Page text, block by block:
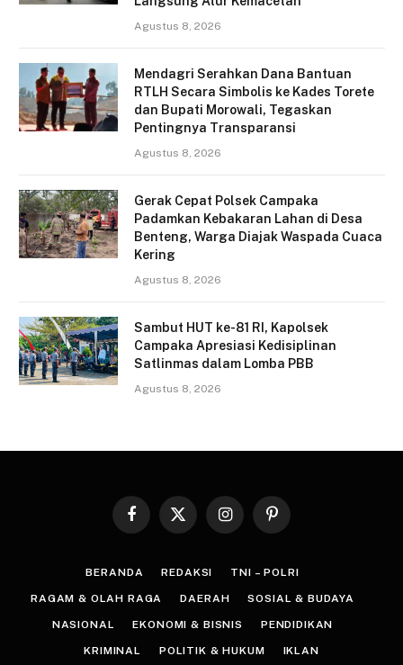
Agustus 8, 2026
Mendagri Serahkan Dana Bantuan
RTLH Secara Simbolis ke Kades Torete
dan Bupati Morowali, Tegaskan
Pentingnya Transparansi
Agustus 8, 2026
Gerak Cepat Polsek Campaka
Padamkan Kebakaran Lahan di Desa
Benteng, Warga Diajak Waspada Cuaca
Kering
Agustus 8, 2026
Sambut HUT ke-81 RI, Kapolsek
Campaka Apresiasi Kedisiplinan
Satlinmas dalam Lomba PBB
Agustus 8, 2026
Facebook
X
InstagramPinterest
BERANDA REDAKSI TNI – POLRI
RAGAM & OLAH RAGA DAERAH SOSIAL & BUDAYA
NASIONAL EKONOMI & BISNIS PENDIDIKAN
KRIMINAL POLITIK & HUKUM IKLAN